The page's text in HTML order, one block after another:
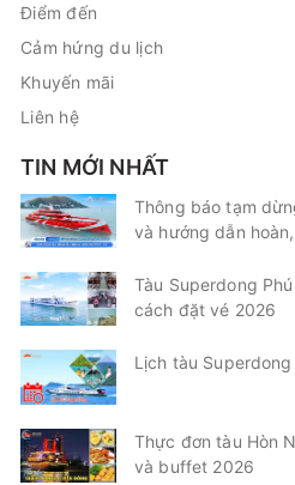
Điểm đến
Cảm hứng du lịch
Khuyến mãi
Liên hệ
TIN MỚI NHẤT
Thông báo tạm
và hướng dẫn
Tàu Superdong
cách đặt vé 2026
Lịch tàu
Thực đơn tàu Hòn
và buffet 2026